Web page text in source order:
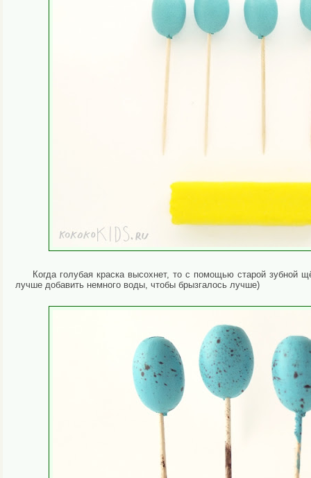
Когда голубая краска высохнет, то с помощью старой зубной
лучше добавить немного воды, чтобы брызгалось лучше)